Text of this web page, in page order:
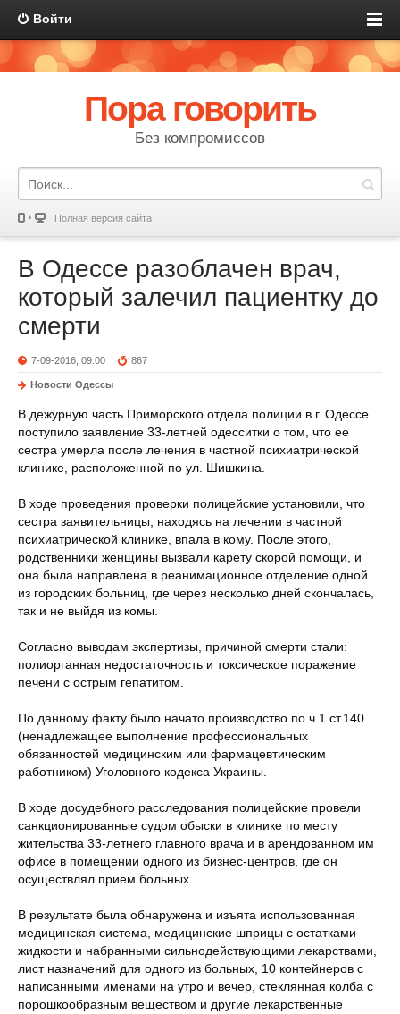
Войти
Пора говорить
Без компромиссов
Полная версия сайта
В Одессе разоблачен врач,
который залечил пациентку до
смерти
7-09-2016, 09:00 867
Новости Одессы
В дежурную часть Приморского отдела полиции в г. Одессе
поступило заявление 33-летней одесситки о том, что ее
сестра умерла после лечения в частной психиатрической
клинике, расположенной по ул. Шишкина.
В ходе проведения проверки полицейские установили, что
сестра заявительницы, находясь на лечении в частной
психиатрической клинике, впала в кому. После этого,
родственники женщины вызвали карету скорой помощи, и
она была направлена в реанимационное отделение одной
из городских больниц, где через несколько дней скончалась,
так и не выйдя из комы.
Согласно выводам экспертизы, причиной смерти стали:
полиорганная недостаточность и токсическое поражение
печени с острым гепатитом.
По данному факту было начато производство по ч.1 ст.140
(ненадлежащее выполнение профессиональных
обязанностей медицинским или фармацевтическим
работником) Уголовного кодекса Украины.
В ходе досудебного расследования полицейские провели
санкционированные судом обыски в клинике по месту
жительства 33-летнего главного врача и в арендованном им
офисе в помещении одного из бизнес-центров, где он
осуществлял прием больных.
В результате была обнаружена и изъята использованная
медицинская система, медицинские шприцы с остатками
жидкости и набранными сильнодействующими лекарствами,
лист назначений для одного из больных, 10 контейнеров с
написанными именами на утро и вечер, стеклянная колба с
порошкообразным веществом и другие лекарственные